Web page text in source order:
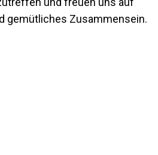
gemütliches Zusammensein.